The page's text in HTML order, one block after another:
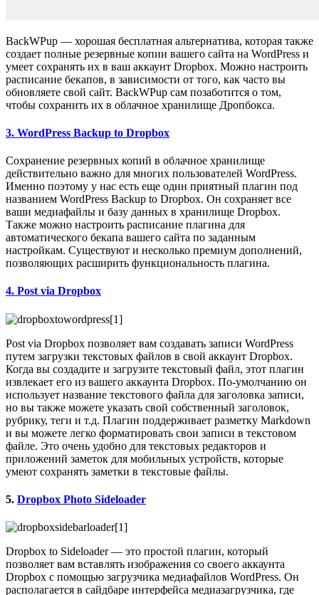
BackWPup — хорошая бесплатная альтернатива, которая также
создает полные резервные копии вашего сайта на WordPress и
умеет сохранять их в ваш аккаунт Dropbox. Можно настроить
расписание бекапов, в зависимости от того, как часто вы
обновляете свой сайт. BackWPup сам позаботится о том,
чтобы сохранить их в облачное хранилище Дропбокса.
3. WordPress Backup to Dropbox
Сохранение резервных копий в облачное хранилище
действительно важно для многих пользователей WordPress.
Именно поэтому у нас есть еще один приятный плагин под
названием WordPress Backup to Dropbox. Он сохраняет все
ваши медиафайлы и базу данных в хранилище Dropbox.
Также можно настроить расписание плагина для
автоматического бекапа вашего сайта по заданным
настройкам. Существуют и несколько премиум дополнений,
позволяющих расширить функциональность плагина.
4. Post via Dropbox
Post via Dropbox позволяет вам создавать записи WordPress
путем загрузки текстовых файлов в свой аккаунт Dropbox.
Когда вы создадите и загрузите текстовый файл, этот плагин
извлекает его из вашего аккаунта Dropbox. По-умолчанию он
использует название текстового файла для заголовка записи,
но вы также можете указать свой собственный заголовок,
рубрику, теги и т.д. Плагин поддерживает разметку Markdown
и вы можете легко форматировать свои записи в текстовом
файле. Это очень удобно для текстовых редакторов и
приложений заметок для мобильных устройств, которые
умеют сохранять заметки в текстовые файлы.
5. Dropbox Photo Sideloader
Dropbox to Sideloader — это простой плагин, который
позволяет вам вставлять изображения со своего аккаунта
Dropbox с помощью загрузчика медиафайлов WordPress. Он
располагается в сайдбаре интерфейса медиазагрузчика, где